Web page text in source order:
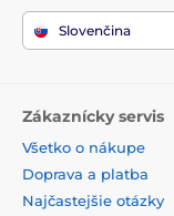
Slovenčina
Zákaznícky servis
Všetko o nákupe
Doprava a platba
Najčastejšie otázky